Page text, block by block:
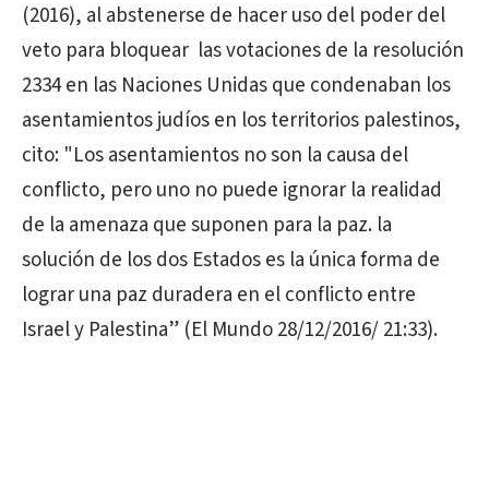
(2016), al abstenerse de hacer uso del poder del
veto para bloquear las votaciones de la resolución
2334 en las Naciones Unidas que condenaban los
asentamientos judíos en los territorios palestinos,
cito: "Los asentamientos no son la causa del
conflicto, pero uno no puede ignorar la realidad
de la amenaza que suponen para la paz. la
solución de los dos Estados es la única forma de
lograr una paz duradera en el conflicto entre
Israel y Palestina” (El Mundo 28/12/2016/ 21:33).